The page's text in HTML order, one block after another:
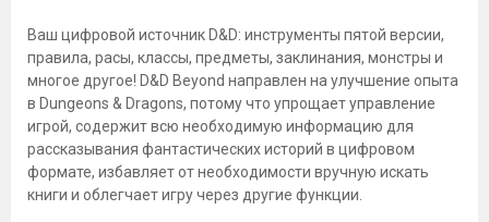
Ваш цифровой источник D&D: инструменты пятой версии,
правила, расы, классы, предметы, заклинания, монстры и
многое другое! D&D Beyond направлен на улучшение опыта
в Dungeons & Dragons, потому что упрощает управление
игрой, содержит всю необходимую информацию для
рассказывания фантастических историй в цифровом
формате, избавляет от необходимости вручную искать
книги и облегчает игру через другие функции.